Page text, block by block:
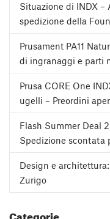
Situazione di INDX
spedizione della
Prusament PA11
di ingranaggi e parti
Prusa CORE One
ugelli – Preordini
Flash Summer Deal
Spedizione scontata
Design e
Zurigo
Categorie